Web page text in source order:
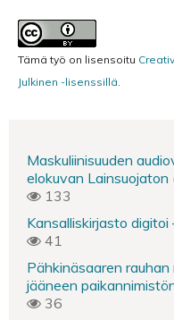
Tämä työ on lisensoitu
Julkinen -lisenssillä.
Maskuliinisuuden
elokuvan Lainsuojaton
133
Kansalliskirjasto digitoi
41
Pähkinäsaaren
jääneen
36